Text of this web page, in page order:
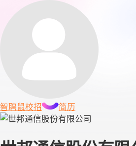
智聘鼠校招 简历